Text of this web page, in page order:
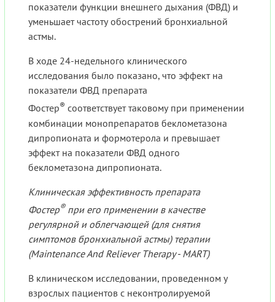
показатели функции внешнего дыхания (ФВД) и
уменьшает частоту обострений бронхиальной
астмы.
В ходе 24-недельного клинического
исследования было показано, что эффект на
показатели ФВД препарата
Фостер® соответствует таковому при применении
комбинации монопрепаратов беклометазона
дипропионата и формотерола и превышает
эффект на показатели ФВД одного
беклометазона дипропионата.
Клиническая эффективность препарата
Фостер®при его применении в качестве
регулярной и облегчающей (для снятия
симптомов бронхиальной астмы) терапии
(Maintenance And Reliever Therapy - MART)
В клиническом исследовании, проведенном у
взрослых пациентов с неконтролируемой